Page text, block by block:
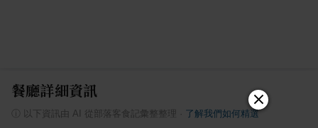
餐廳詳細資訊
以下資訊由 AI 從部落客食記彙整整理 了解我們如何精選